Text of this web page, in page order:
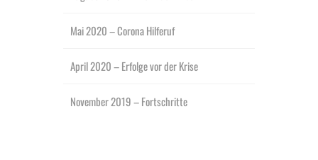
Mai 2020 – Corona Hilferuf
April 2020 – Erfolge vor der Krise
November 2019 – Fortschritte